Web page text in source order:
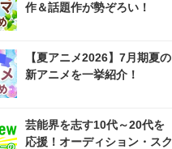
作＆話題作が勢ぞろい！
【夏アニメ2026】7月期夏の
新アニメを一挙紹介！
芸能界を志す10代～20代を
応援！オーディション・スク